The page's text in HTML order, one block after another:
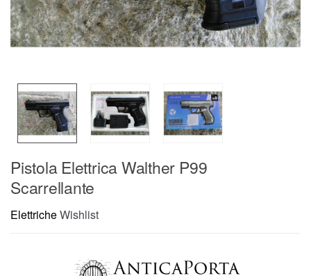
Pistola Elettrica Walther P99
Scarrellante
ElettricheWishlist